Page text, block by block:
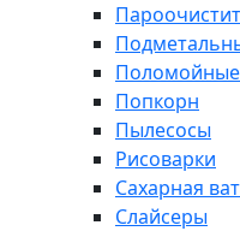
Попкорн
Пылесосы
Рисоварки
Сахарная
Слайсеры